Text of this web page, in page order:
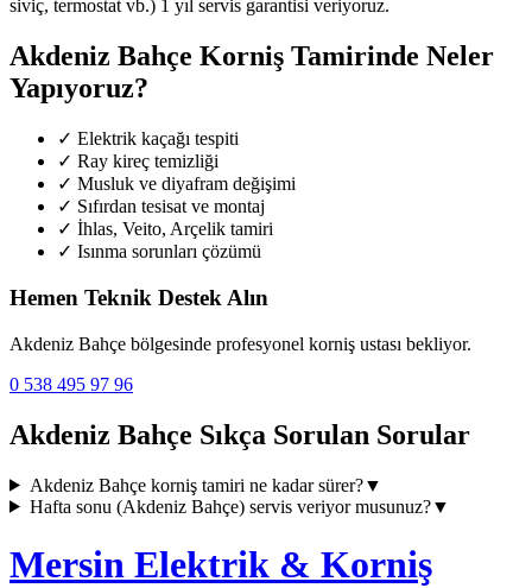
siviç, termostat vb.) 1 yıl servis garantisi veriyoruz.
Akdeniz Bahçe Korniş Tamirinde Neler
Yapıyoruz?
✓ Elektrik kaçağı tespiti
✓ Ray kireç temizliği
✓ Musluk ve diyafram değişimi
✓ Sıfırdan tesisat ve montaj
✓ İhlas, Veito, Arçelik tamiri
✓ Isınma sorunları çözümü
Hemen Teknik Destek Alın
Akdeniz Bahçe bölgesinde profesyonel korniş ustası bekliyor.
0 538 495 97 96
Akdeniz Bahçe Sıkça Sorulan Sorular
Akdeniz Bahçekorniş tamiri ne kadar sürer?▼
Hafta sonu (Akdeniz Bahçe) servis veriyor musunuz?▼
Mersin Elektrik & Korniş